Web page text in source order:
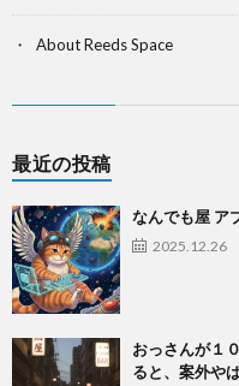
About Reeds Space
最近の投稿
なんでも屋 ア
2025.12.26
おっさんが１
ると、案外や